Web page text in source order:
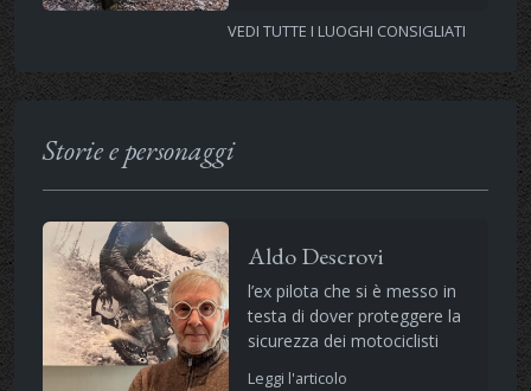
VEDI TUTTE I LUOGHI CONSIGLIATI
Storie e personaggi
Aldo Descrovi
l’ex pilota che si è messo in
testa di dover proteggere la
sicurezza dei motociclisti
Leggi l'articolo